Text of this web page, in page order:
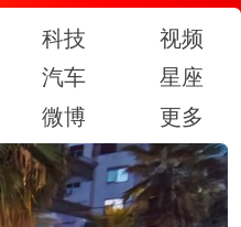
科技
视频
汽车
星座
微博 更多